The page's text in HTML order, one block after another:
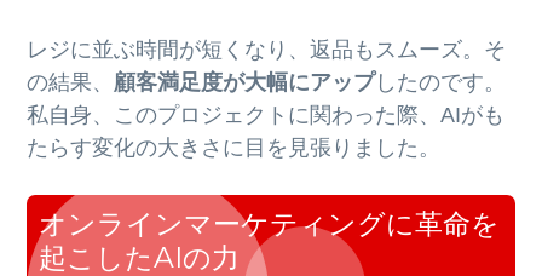
レジに並ぶ時間が短くなり、返品もスムーズ。そ
の結果、 顧客満足度が大幅にアップしたのです。
私自身、このプロジェクトに関わった際、AIがも
たらす変化の大きさに目を見張りました。
オンラインマーケティングに革命を
起こしたAIの力